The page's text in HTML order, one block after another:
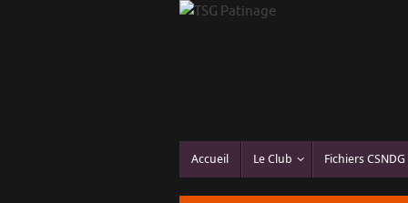
Accueil Le Club Fichiers CSNDG